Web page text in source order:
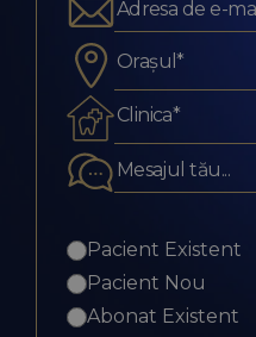
Orașul*
Clinica*
Pacient Existent
Pacient Nou
Abonat Existent